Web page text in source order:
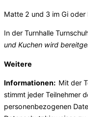
Matte 2 und 3 im Gi oder
In der Turnhalle
und Kuchen wird
Weitere
Informationen: Mit der
stimmt jeder Teilnehmer
personenbezogenen